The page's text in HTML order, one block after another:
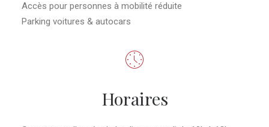
Accès pour personnes à mobilité réduite
Parking voitures & autocars
Horaires